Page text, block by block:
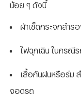
น้อย ๆ ดังนี้
ผ้าเช็ดกระจกสำร
ไฟฉุกเฉิน ในกรณี
เสื้อกันฝนหรือร่ม
จอดรถ